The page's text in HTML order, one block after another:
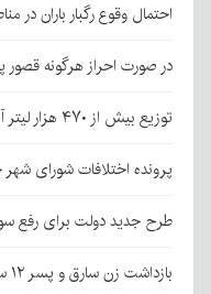
احتمال وقوع رگبار باران در
در صورت احراز هرگونه
توزیع بیش از ۴۷۰ هزار لیتر آب میان عزاداران جامانده اربعین در کرمان
پرونده اختلافات شورای
طرح جدید دولت برای رفع
بازداشت زن سارق و پسر ۱۲ ساله‌اش در کرمان